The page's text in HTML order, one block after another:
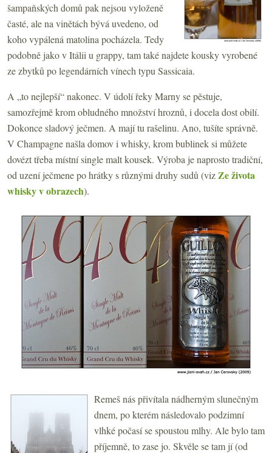
šampaňských domů pak nejsou vyloženě
časté, ale na vinětách bývá uvedeno, od
koho vypálená matolina pocházela. Tedy
podobně jako v Itálii u grappy, tam také najdete kousky vyrobené
ze zbytků po legendárních vínech typu Sassicaia.
A „to nejlepší“ nakonec. V údolí řeky Marny se pěstuje,
samozřejmě krom obludného množství hroznů, i docela dost obilí.
Dokonce sladový ječmen. A mají tu rašelinu. Ano, tušíte správně.
V Champagne našla domov i whisky, krom bublinek si můžete
dovézt třeba místní single malt kousek. Výroba je naprosto tradiční,
od uzení ječmene po hrátky s různými druhy sudů (vizZe života
whisky v obrazech).
Remeš nás přivítala nádherným slunečným
dnem, po kterém následovalo podzimní
vlhké počasí se spoustou mlhy. Ale bylo tam
příjemně, to zase jo. Skvěle se tam jí (od